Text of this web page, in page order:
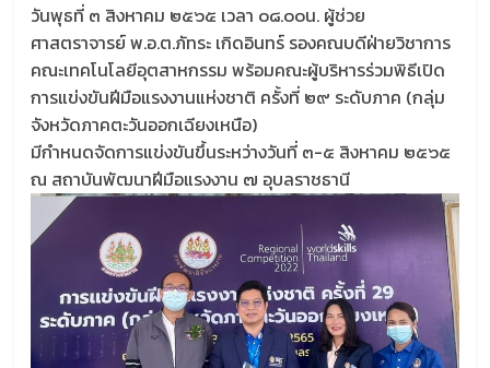
วันพุธที่ ๓ สิงหาคม ๒๕๖๕ เวลา ๐๘.๐๐น. ผู้ช่วย
ศาสตราจารย์ พ.อ.ต.ภัทระ เกิดอินทร์ รองคณบดีฝ่ายวิชาการ
คณะเทคโนโลยีอุตสาหกรรม พร้อมคณะผู้บริหารร่วมพิธีเปิด
การแข่งขันฝีมือแรงงานแห่งชาติ ครั้งที่ ๒๙ ระดับภาค (กลุ่ม
จังหวัดภาคตะวันออกเฉียงเหนือ)
มีกำหนดจัดการแข่งขันขึ้นระหว่างวันที่ ๓-๕ สิงหาคม ๒๕๖๕
ณ สถาบันพัฒนาฝีมือแรงงาน ๗ อุบลราชธานี